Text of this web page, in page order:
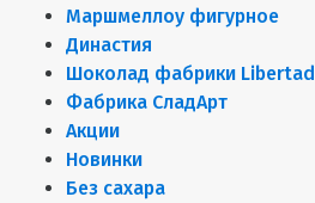
Маршмеллоу фигурное
Династия
Шоколад фабрики Libertad
Фабрика СладАрт
Акции
Новинки
Без сахара